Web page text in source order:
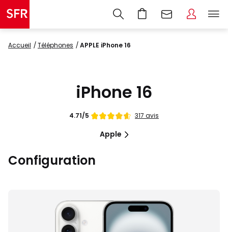
Accueil Téléphones APPLE iPhone 16
iPhone 16
Note
4.71/5 317 avis
Apple
Configuration
Images
du
produit